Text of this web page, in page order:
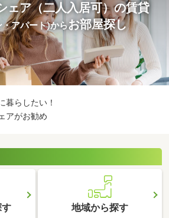
ェア（二人入居可）の賃貸
アパート)からお部屋探し
暮らしたい！
アがお勧め
地域から探す